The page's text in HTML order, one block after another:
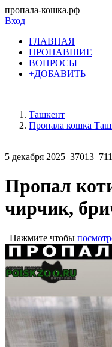
пропала-кошка.рф
Вход
ГЛАВНАЯ
ПРОПАВШИЕ
ВОПРОСЫ
+ДОБАВИТЬ
Ташкент
Пропала кошка
5 декабря 2025 37013 711
Пропал
чирчик,
Нажмите чтобы